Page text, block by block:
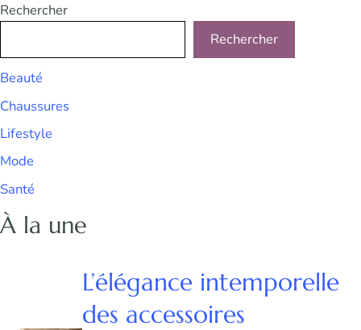
Rechercher
Rechercher
Beauté
Chaussures
Lifestyle
Mode
Santé
À la une
L’élégance intemporelle
des accessoires